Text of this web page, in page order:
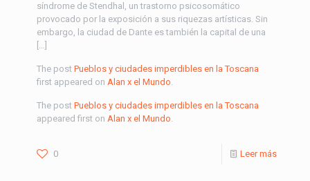
síndrome de Stendhal, un trastorno psicosomático
provocado por la exposición a sus riquezas artísticas. Sin
embargo, la ciudad de Dante es también la capital de una
[…]
The post Pueblos y ciudades imperdibles en la Toscana
first appeared on Alan x el Mundo.
The post Pueblos y ciudades imperdibles en la Toscana
appeared first on Alan x el Mundo.
0 Leer más